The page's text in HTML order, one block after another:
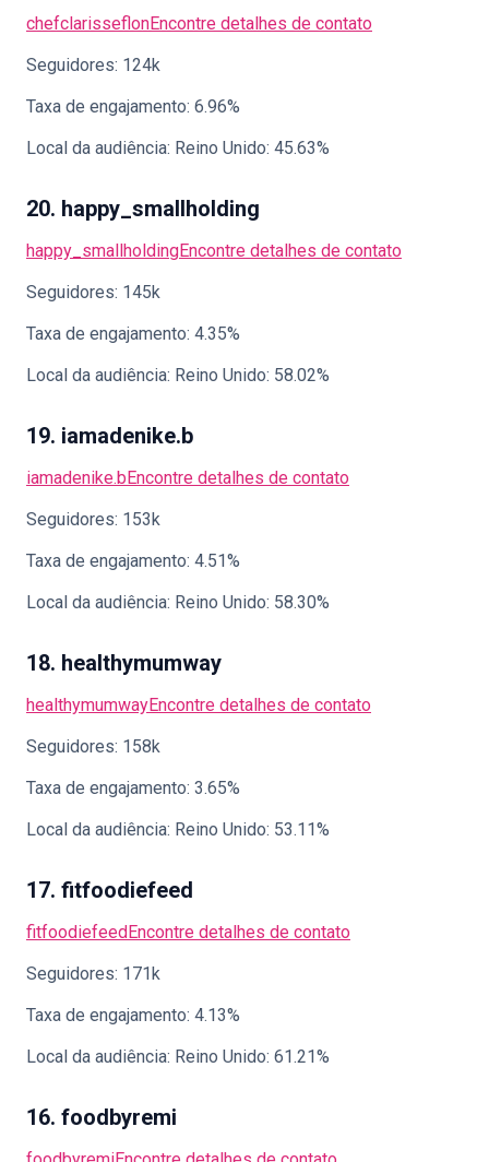
chefclarisseflonEncontre detalhes de contato
Seguidores: 124k
Taxa de engajamento: 6.96%
Local da audiência: Reino Unido: 45.63%
20. happy_smallholding
happy_smallholdingEncontre detalhes de contato
Seguidores: 145k
Taxa de engajamento: 4.35%
Local da audiência: Reino Unido: 58.02%
19. iamadenike.b
iamadenike.bEncontre detalhes de contato
Seguidores: 153k
Taxa de engajamento: 4.51%
Local da audiência: Reino Unido: 58.30%
18. healthymumway
healthymumwayEncontre detalhes de contato
Seguidores: 158k
Taxa de engajamento: 3.65%
Local da audiência: Reino Unido: 53.11%
17. fitfoodiefeed
fitfoodiefeedEncontre detalhes de contato
Seguidores: 171k
Taxa de engajamento: 4.13%
Local da audiência: Reino Unido: 61.21%
16. foodbyremi